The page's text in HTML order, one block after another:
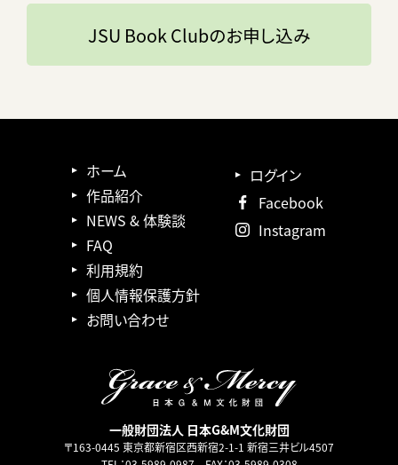
JSU Book Clubのお申し込み
ホーム
作品紹介
NEWS & 体験談
FAQ
利用規約
個人情報保護方針
お問い合わせ
ログイン
Facebook
Instagram
一般財団法人 日本G&M文化財団
〒163-0445 東京都新宿区西新宿2-1-1 新宿三井ビル4507